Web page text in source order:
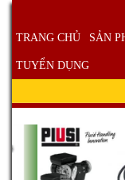
TRANG CHỦ SẢN
TUYỂN DỤNG